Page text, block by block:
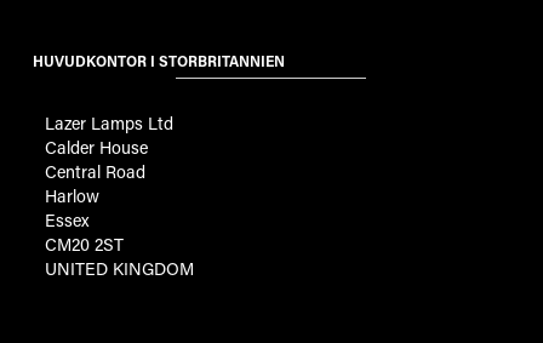
HUVUDKONTOR I STORBRITANNIEN
Lazer Lamps Ltd
Calder House
Central Road
Harlow
Essex
CM20 2ST
UNITED KINGDOM